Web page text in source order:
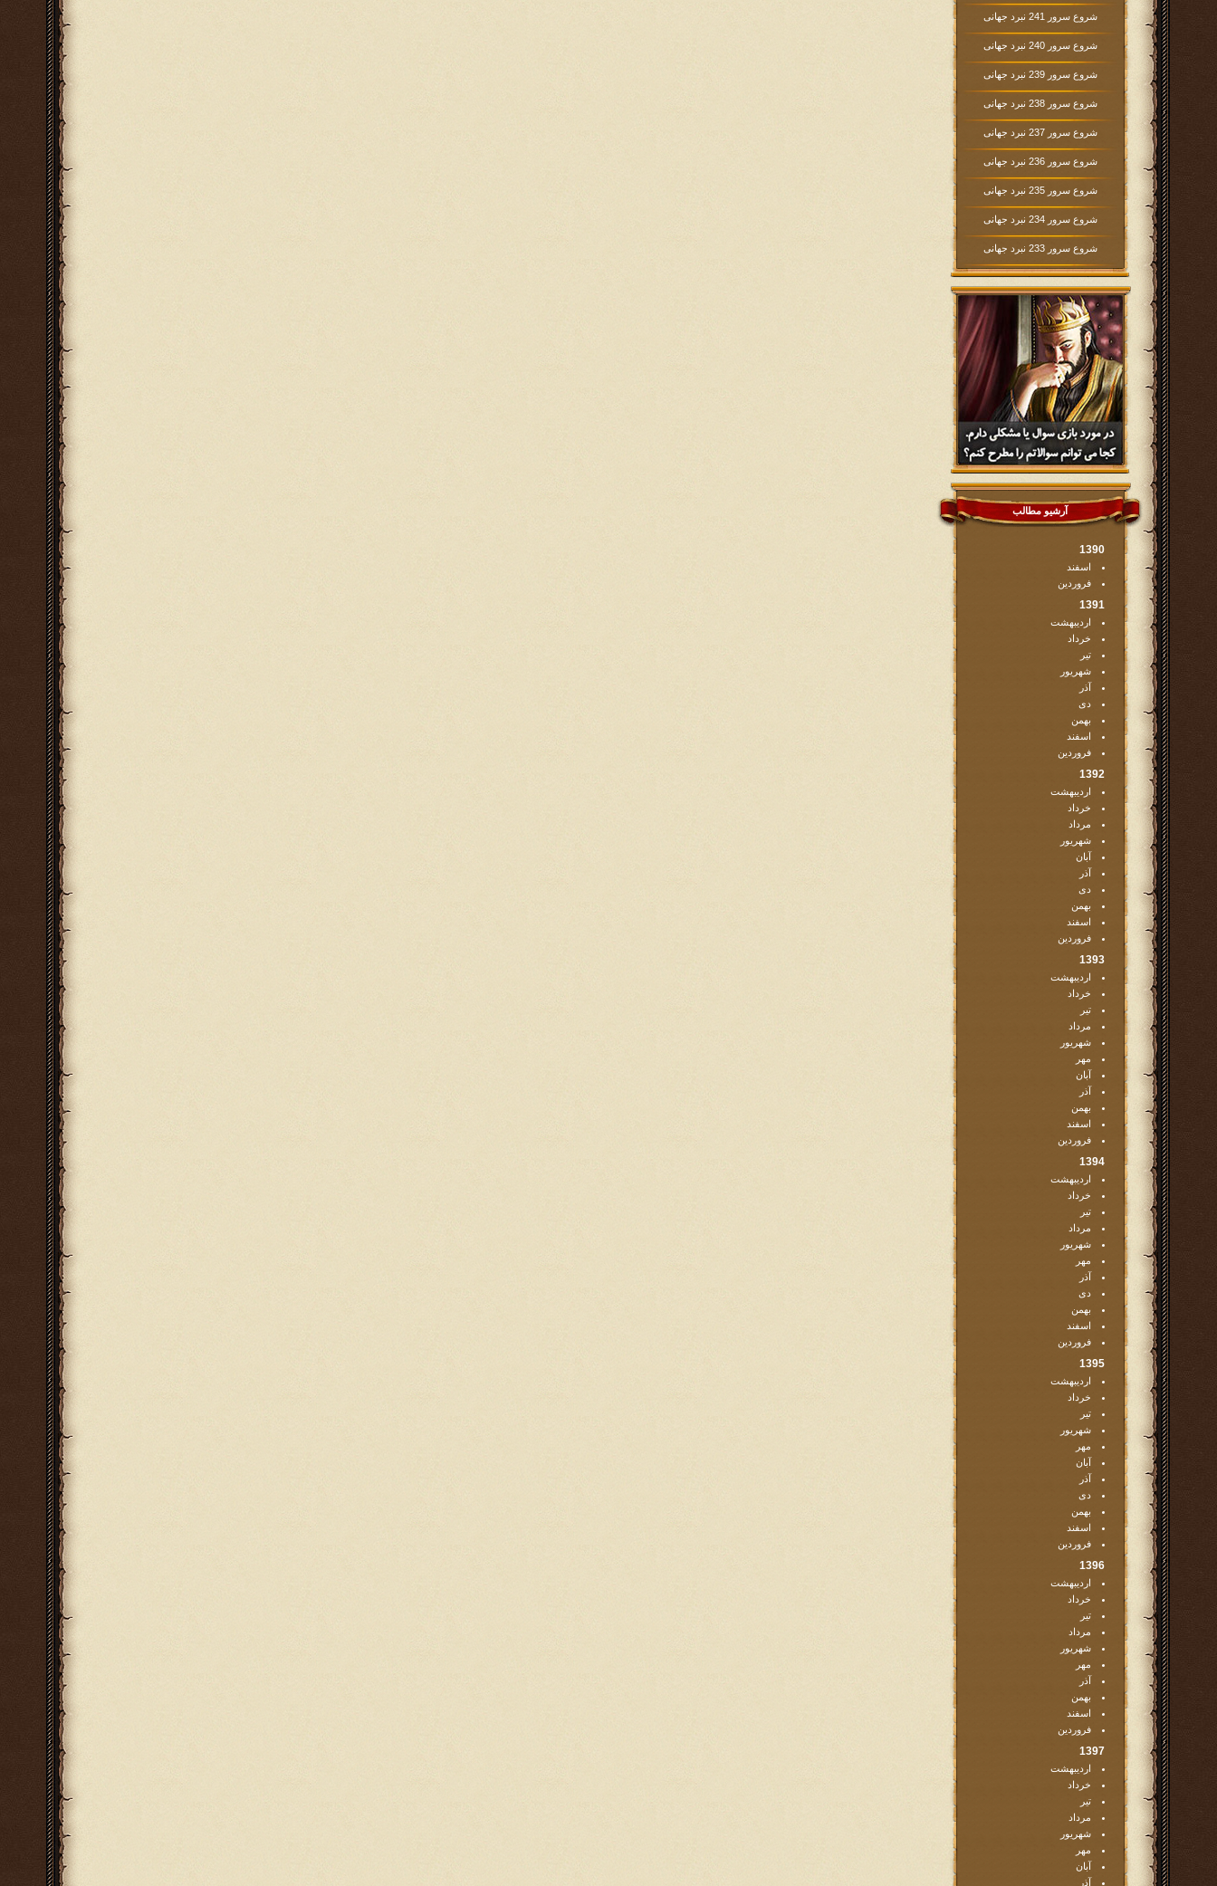
شروع سرور 241 نبرد جهانی
شروع سرور 240 نبرد جهانی
شروع سرور 239 نبرد جهانی
شروع سرور 238 نبرد جهانی
شروع سرور 237 نبرد جهانی
شروع سرور 236 نبرد جهانی
شروع سرور 235 نبرد جهانی
شروع سرور 234 نبرد جهانی
شروع سرور 233 نبرد جهانی
آرشیو مطالب
1390
اسفند
فروردین
1391
اردیبهشت
خرداد
تیر
شهریور
آذر
دی
بهمن
اسفند
فروردین
1392
اردیبهشت
خرداد
مرداد
شهریور
آبان
آذر
دی
بهمن
اسفند
فروردین
1393
اردیبهشت
خرداد
تیر
مرداد
شهریور
مهر
آبان
آذر
بهمن
اسفند
فروردین
1394
اردیبهشت
خرداد
تیر
مرداد
شهریور
مهر
آذر
دی
بهمن
اسفند
فروردین
1395
اردیبهشت
خرداد
تیر
شهریور
مهر
آبان
آذر
دی
بهمن
اسفند
فروردین
1396
اردیبهشت
خرداد
تیر
مرداد
شهریور
مهر
آذر
بهمن
اسفند
فروردین
1397
اردیبهشت
خرداد
تیر
مرداد
شهریور
مهر
آبان
آذر